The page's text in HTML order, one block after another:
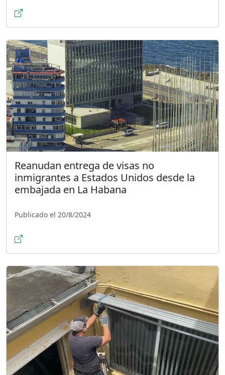
Reanudan entrega de visas no
inmigrantes a Estados Unidos desde la
embajada en La Habana
Publicado el 20/8/2024